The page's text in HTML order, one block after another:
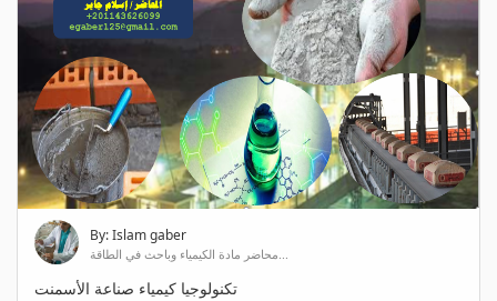
By: Islam gaber
محاضر مادة الكيمياء وباحث في الطاقة...
تكنولوجيا كيمياء صناعة الأسمنت